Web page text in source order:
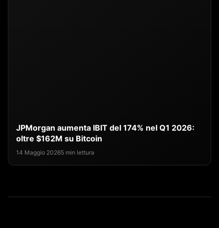
JPMorgan aumenta IBIT del 174% nel Q1 2026:
oltre $162M su Bitcoin
14 Maggio 20265 min lettura